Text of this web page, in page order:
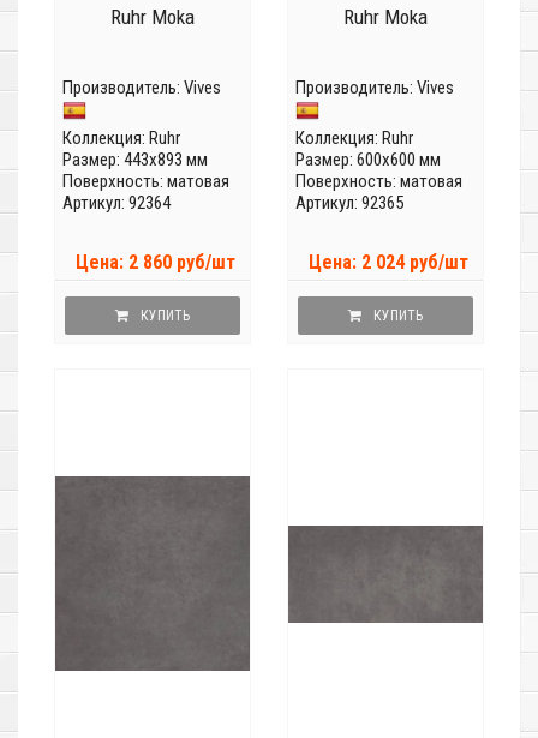
Ruhr Moka
Производитель: Vives
Коллекция: Ruhr
Размер: 443x893 мм
Поверхность: матовая
Артикул: 92364
Цена: 2 860 руб/шт
КУПИТЬ
Ruhr Moka
Производитель: Vives
Коллекция: Ruhr
Размер: 600x600 мм
Поверхность: матовая
Артикул: 92365
Цена: 2 024 руб/шт
КУПИТЬ